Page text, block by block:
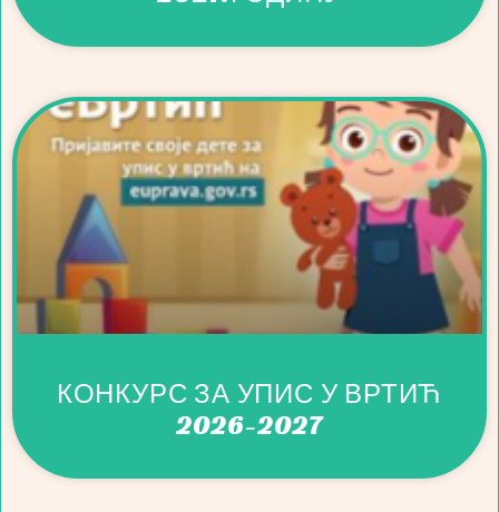
КОНКУРС ЗА УПИС У ВРТИЋ
2026-2027